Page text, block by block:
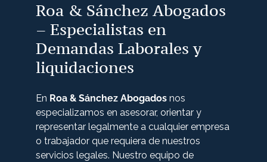
Roa & Sánchez Abogados
– Especialistas en
Demandas Laborales y
liquidaciones
En Roa & Sánchez Abogados nos
especializamos en asesorar, orientar y
representar legalmente a cualquier empresa
o trabajador que requiera de nuestros
servicios legales. Nuestro equipo de